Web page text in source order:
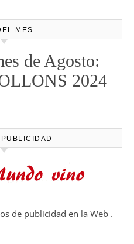
MES
de Agosto:
2024
de publicidad en la Web .